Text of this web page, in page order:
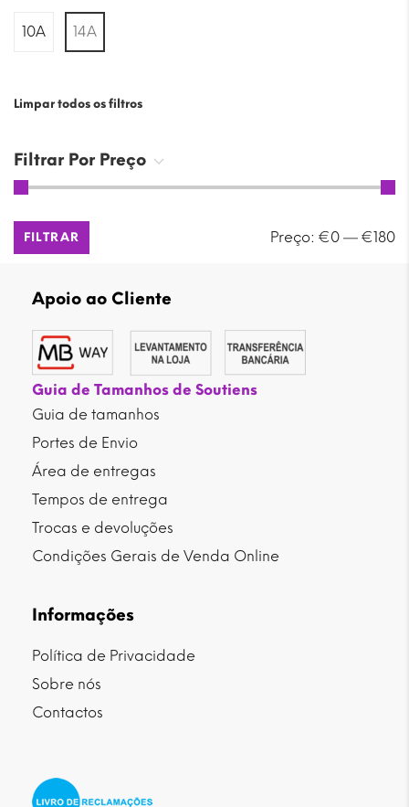
10A 14A
Limpar todos os filtros
Filtrar Por Preço
Preço
Preço
FILTRAR Preço: €0 — €180
Apoio ao Cliente
Guia de Tamanhos de Soutiens
Guia de tamanhos
Portes de Envio
Área de entregas
Tempos de entrega
Trocas e devoluções
Condições Gerais de Venda Online
Informações
Política de Privacidade
Sobre nós
Contactos